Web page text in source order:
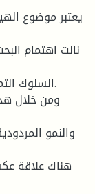
یعتبر موضوع
نالت اهتمام
السلوك
ومن خلال
والنمو
هناك علاقة